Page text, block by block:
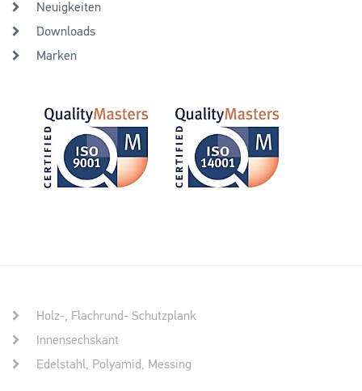
Neuigkeiten
Downloads
Marken
Holz-, Flachrund- Schutzplank
Innensechskant
Edelstahl, Polyamid, Messing